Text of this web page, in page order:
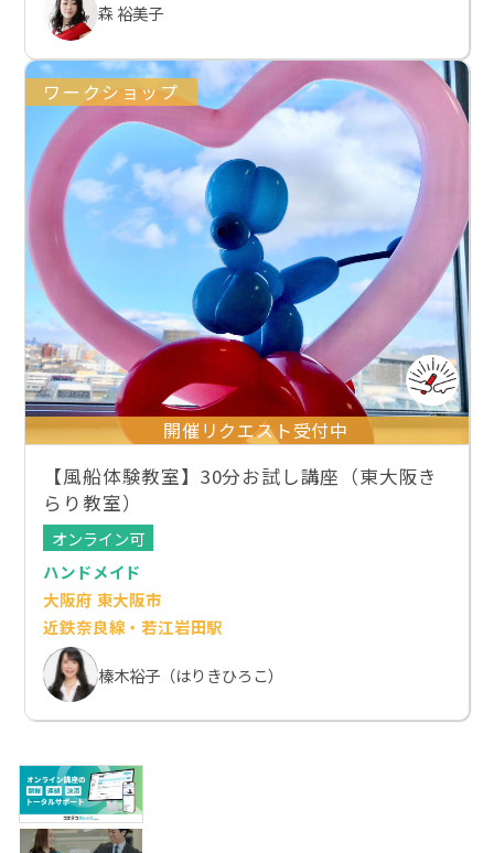
森 裕美子
ワークショップ
開催リクエスト受付中
【風船体験教室】30分お試し講座（東大阪き
らり教室）
オンライン可
ハンドメイド
大阪府 東大阪市
近鉄奈良線・若江岩田駅
榛木裕子（はりきひろこ）